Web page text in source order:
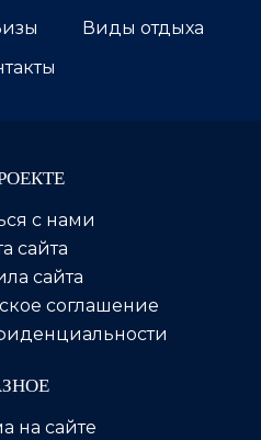
Виды отдыха
с нами
сайта
сайта
соглашение
на сайте